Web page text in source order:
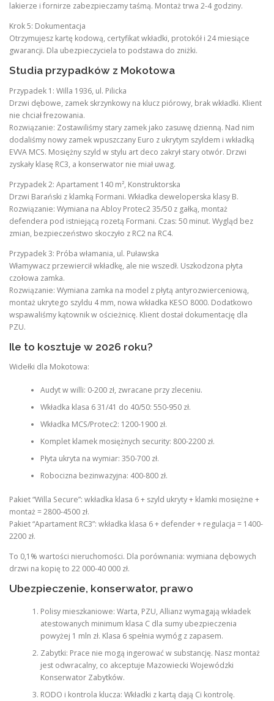
lakierze i fornirze zabezpieczamy taśmą. Montaż trwa 2-4 godziny.
Krok 5: Dokumentacja
Otrzymujesz kartę kodową, certyfikat wkładki, protokół i 24 miesiące
gwarancji. Dla ubezpieczyciela to podstawa do zniżki.
Studia przypadków z Mokotowa
Przypadek 1: Willa 1936, ul. Pilicka
Drzwi dębowe, zamek skrzynkowy na klucz piórowy, brak wkładki. Klient
nie chciał frezowania.
Rozwiązanie: Zostawiliśmy stary zamek jako zasuwę dzienną. Nad nim
dodaliśmy nowy zamek wpuszczany Euro z ukrytym szyldem i wkładką
EVVA MCS. Mosiężny szyld w stylu art deco zakrył stary otwór. Drzwi
zyskały klasę RC3, a konserwator nie miał uwag.
Przypadek 2: Apartament 140 m², Konstruktorska
Drzwi Barański z klamką Formani. Wkładka deweloperska klasy B.
Rozwiązanie: Wymiana na Abloy Protec2 35/50 z gałką, montaż
defendera pod istniejącą rozetą Formani. Czas: 50 minut. Wygląd bez
zmian, bezpieczeństwo skoczyło z RC2 na RC4.
Przypadek 3: Próba włamania, ul. Puławska
Włamywacz przewiercił wkładkę, ale nie wszedł. Uszkodzona płyta
czołowa zamka.
Rozwiązanie: Wymiana zamka na model z płytą antyrozwierceniową,
montaż ukrytego szyldu 4 mm, nowa wkładka KESO 8000. Dodatkowo
wspawaliśmy kątownik w ościeżnicę. Klient dostał dokumentację dla
PZU.
Ile to kosztuje w 2026 roku?
Widełki dla Mokotowa:
Audyt w willi: 0-200 zł, zwracane przy zleceniu.
Wkładka klasa 6 31/41 do 40/50: 550-950 zł.
Wkładka MCS/Protec2: 1200-1900 zł.
Komplet klamek mosiężnych security: 800-2200 zł.
Płyta ukryta na wymiar: 350-700 zł.
Robocizna bezinwazyjna: 400-800 zł.
Pakiet “Willa Secure”: wkładka klasa 6 + szyld ukryty + klamki mosiężne +
montaż = 2800-4500 zł.
Pakiet “Apartament RC3”: wkładka klasa 6 + defender + regulacja = 1400-
2200 zł.
To 0,1% wartości nieruchomości. Dla porównania: wymiana dębowych
drzwi na kopię to 22 000-40 000 zł.
Ubezpieczenie, konserwator, prawo
Polisy mieszkaniowe: Warta, PZU, Allianz wymagają wkładek
atestowanych minimum klasa C dla sumy ubezpieczenia
powyżej 1 mln zł. Klasa 6 spełnia wymóg z zapasem.
Zabytki: Prace nie mogą ingerować w substancję. Nasz montaż
jest odwracalny, co akceptuje Mazowiecki Wojewódzki
Konserwator Zabytków.
RODO i kontrola klucza: Wkładki z kartą dają Ci kontrolę.